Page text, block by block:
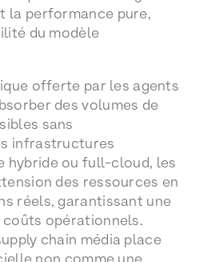
la performance pure,
du modèle
offerte par les agents
des volumes de
sans
infrastructures
hybride ou full-cloud, les
des ressources en
réels, garantissant une
opérationnels.
chain média place
non comme une